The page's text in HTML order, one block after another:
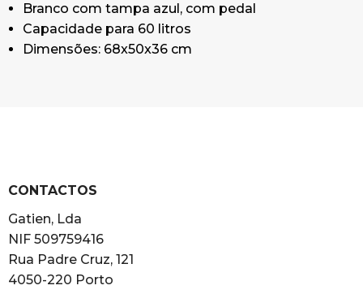
Branco com tampa azul, com pedal
Capacidade para 60 litros
Dimensões: 68x50x36 cm
CONTACTOS
Gatien, Lda
NIF 509759416
Rua Padre Cruz, 121
4050-220 Porto